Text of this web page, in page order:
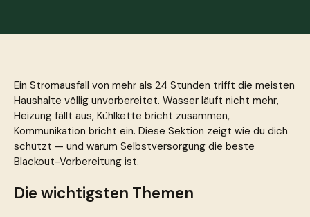
Ein Stromausfall von mehr als 24 Stunden trifft die meisten
Haushalte völlig unvorbereitet. Wasser läuft nicht mehr,
Heizung fällt aus, Kühlkette bricht zusammen,
Kommunikation bricht ein. Diese Sektion zeigt wie du dich
schützt — und warum Selbstversorgung die beste
Blackout-Vorbereitung ist.
Die wichtigsten Themen